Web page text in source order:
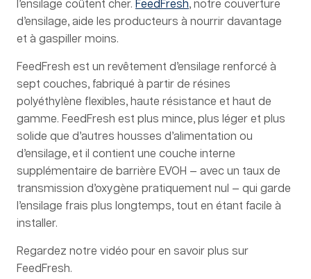
l’ensilage coûtent cher. FeedFresh, notre couverture
d’ensilage, aide les producteurs à nourrir davantage
et à gaspiller moins.
FeedFresh est un revêtement d’ensilage renforcé à
sept couches, fabriqué à partir de résines
polyéthylène flexibles, haute résistance et haut de
gamme. FeedFresh est plus mince, plus léger et plus
solide que d’autres housses d’alimentation ou
d’ensilage, et il contient une couche interne
supplémentaire de barrière EVOH — avec un taux de
transmission d’oxygène pratiquement nul — qui garde
l’ensilage frais plus longtemps, tout en étant facile à
installer.
Regardez notre vidéo pour en savoir plus sur
FeedFresh.